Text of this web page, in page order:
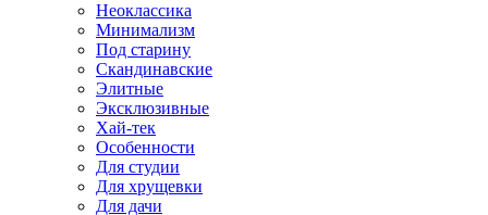
Неоклассика
Минимализм
Под старину
Скандинавские
Элитные
Эксклюзивные
Хай-тек
Особенности
Для студии
Для хрущевки
Для дачи